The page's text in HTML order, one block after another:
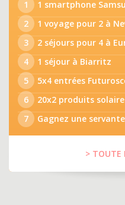
1
1 smartphone
2
1 voyage pour 2 à
3
2 séjours pour 4 à
4
1 séjour à Biarritz
5
5x4 entrées
6
20x2 produits
7
Gagnez une
> TOUTE